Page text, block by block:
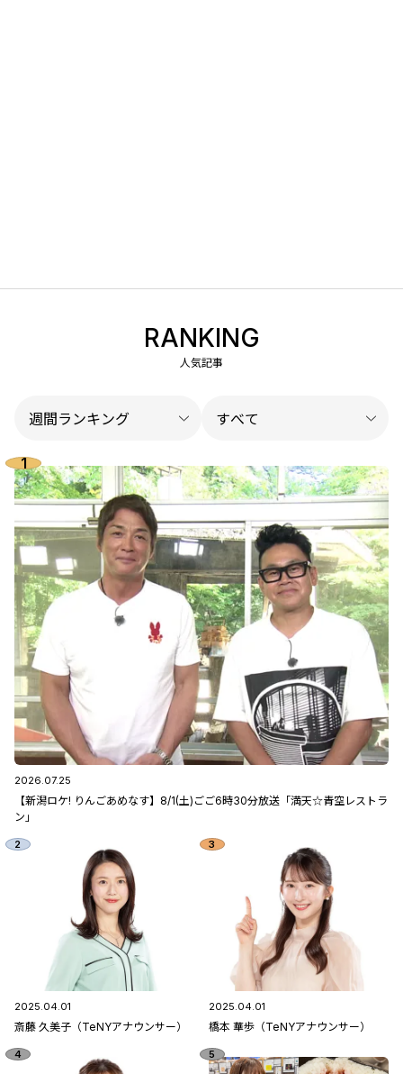
RANKING
人気記事
2026.07.25
【新潟ロケ! りんごあめなす】8/1(土)ごご6時30分放送「満天☆青空レストラ
ン」
2025.04.01
斎藤 久美子（TeNYアナウンサー）
2025.04.01
橋本 華歩（TeNYアナウンサー）